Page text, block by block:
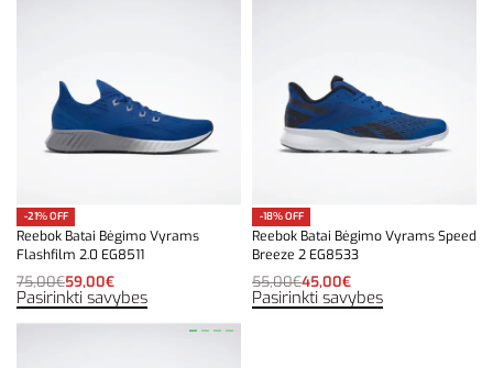
-21% OFF
Reebok Batai Bėgimo Vyrams
Flashfilm 2.0 EG8511
75,00€59,00€
Pasirinkti savybes
-18% OFF
Reebok Batai Bėgimo Vyrams Speed
Breeze 2 EG8533
55,00€45,00€
Pasirinkti savybes